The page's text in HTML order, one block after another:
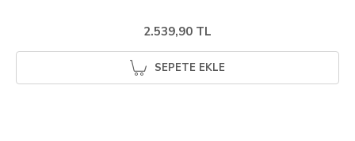
2.539,90 TL
SEPETE EKLE